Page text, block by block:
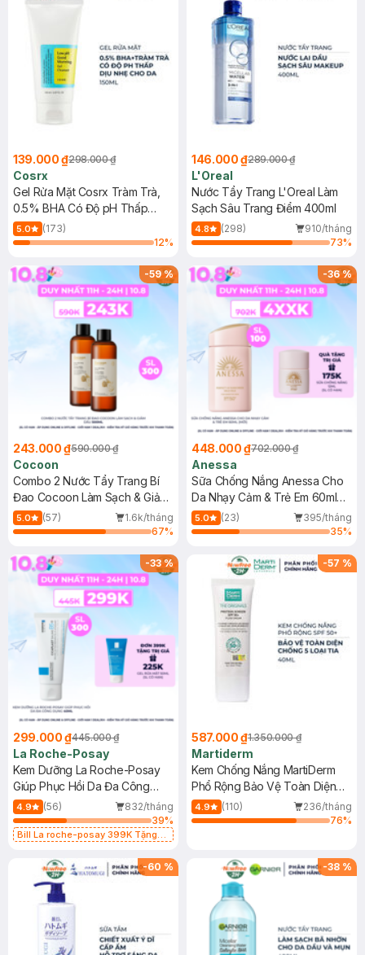
139.000 ₫298.000 ₫
Cosrx
Gel Rửa Mặt Cosrx Tràm Trà,
0.5% BHA Có Độ pH Thấp
150ml
5.0
(173)
12%
146.000 ₫289.000 ₫
L'Oreal
Nước Tẩy Trang L'Oreal Làm
Sạch Sâu Trang Điểm 400ml
4.8 (298)
910/tháng
73%
-59%
243.000 ₫590.000 ₫
Cocoon
Combo 2 Nước Tẩy Trang Bí
Đao Cocoon Làm Sạch & Giảm
Dầu 500ml
5.0 (57)
1.6k/tháng
67%
-36%
448.000 ₫702.000 ₫
Anessa
Sữa Chống Nắng Anessa Cho
Da Nhạy Cảm & Trẻ Em 60ml
(Mới)
5.0 (23)
395/tháng
35%
-33%
299.000 ₫445.000 ₫
La Roche-Posay
Kem Dưỡng La Roche-Posay
Giúp Phục Hồi Da Đa Công
Dụng 40ml
4.9 (56)
832/tháng
39%
Bill La roche-posay 399K Tặng
(SL có hạn)
-57 %
587.000 ₫1.350.000 ₫
Martiderm
Kem Chống Nắng MartiDerm
Phổ Rộng Bảo Vệ Toàn Diện
40ml
4.9 (110)
236/tháng
76%
-60 % -38 %